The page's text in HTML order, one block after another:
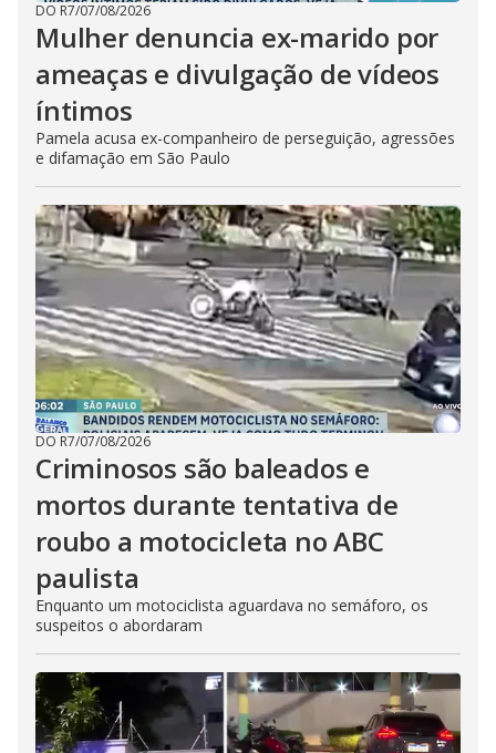
DO R7/07/08/2026
Mulher denuncia ex-marido por
ameaças e divulgação de vídeos
íntimos
Pamela acusa ex-companheiro de perseguição, agressões
e difamação em São Paulo
DO R7/07/08/2026
Criminosos são baleados e
mortos durante tentativa de
roubo a motocicleta no ABC
paulista
Enquanto um motociclista aguardava no semáforo, os
suspeitos o abordaram